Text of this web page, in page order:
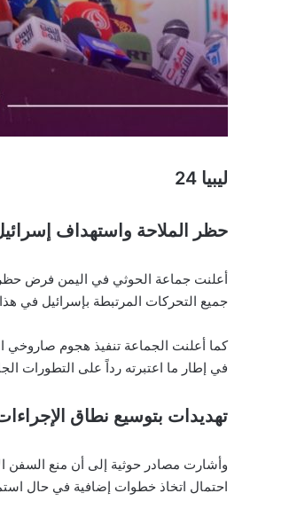
ليبيا 24
حظر الملاحة واستهداف
أعلنت جماعة الحوثي في اليمن فرض حظر
جميع التحركات المرتبطة بإسرائيل في
كما أعلنت الجماعة تنفيذ هجوم صاروخي
في إطار ما اعتبرته رداً على التطورات
تهديدات بتوسيع نطاق
وأشارت مصادر حوثية إلى أن منع السفن
احتمال اتخاذ خطوات إضافية في حال